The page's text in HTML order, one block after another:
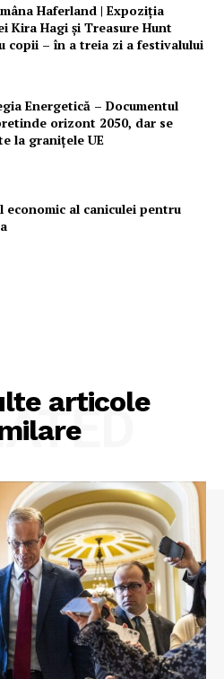
Haferland | Expoziţia
Kira Hagi şi Treasure Hunt
copii – în a treia zi a festivalului
Energetică – Documentul
orizont 2050, dar se
la granițele UE
economic al caniculei pentru
articole